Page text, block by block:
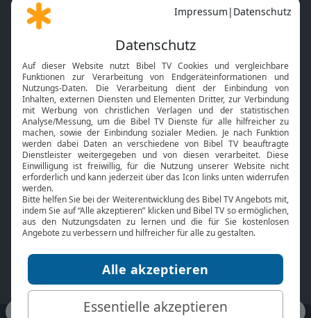
Gott und Bibel erklärt
Neuigkeiten
Mobile App
Smart TV
HbbTV
Bibelthek Online-Bibel
Nächster Gottesdienst
Bibel TV
Über uns
Jobs
Mediadaten
Service
Kontakt
TV-Empfang